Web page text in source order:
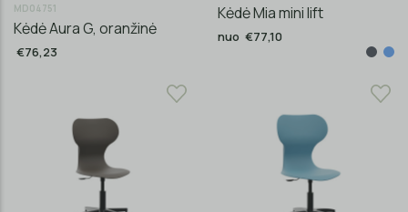
MD04751
Kėdė Aura G, oranžinė
€76,23
Kėdė Mia mini lift
nuo €77,10